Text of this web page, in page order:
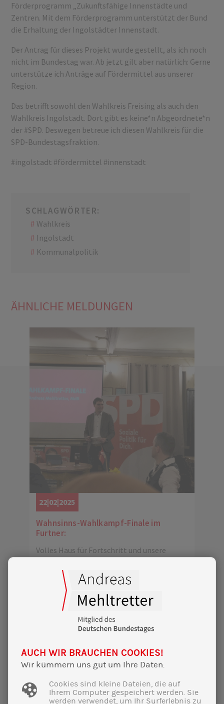
Förderprogramm „Zukunftsfähige Innenstädte und
Zentren. Mit dem Förderprogramm unterstützt der Bund
die Erhaltung der Ingolstädter Innenstadt.
Der Antrag für dieses Projekt wurde gestellt, als ich noch
nicht im Bundestag war. Ab jetzt gilt aber natürlich: Gerne
unterstütze ich Anträge auf Fördermittel aus unserer
Region.
Das betrifft sowohl den Wahlkreis Freising als auch den
Wahlkreis Ingolstadt. Dort gibt es keine*n Abgeordnete*n
der #SPD. Deswegen betreue ich diesen Wahlkreis für die
SPD-Bundestagsfraktion.
#ingolstadt #fördermittel #innenstadt
SCHLAGWÖRTER:
Wahlkreis
Ingolstadt
Kommunalpolitik
ÄHNLICHE MELDUNGEN
22|02|2025
Wahnsinns-Wahlkampf-Finale im
Furtner:
Volles Haus für Fortschritt und unsere
AUCH WIR BRAUCHEN COOKIES!
Wir kümmern uns gut um Ihre Daten.
Cookies sind kleine Dateien, die auf
Ihrem Computer gespeichert werden. Sie
werden verwendet, um Ihr Surferlebnis zu